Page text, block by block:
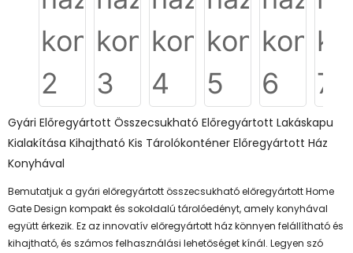
Gyári Előregyártott Összecsukható Előregyártott Lakáskapu
Kialakítása Kihajtható Kis Tárolókonténer Előregyártott Ház
Konyhával
Bemutatjuk a gyári előregyártott összecsukható előregyártott Home
Gate Design kompakt és sokoldalú tárolóedényt, amely konyhával
együtt érkezik. Ez az innovatív előregyártott ház könnyen felállítható és
kihajtható, és számos felhasználási lehetőséget kínál. Legyen szó